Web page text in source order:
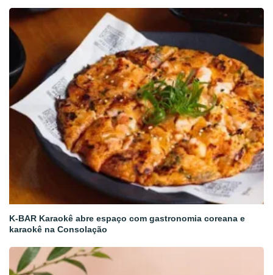
K-BAR Karaokê abre espaço com gastronomia coreana e
karaokê na Consolação